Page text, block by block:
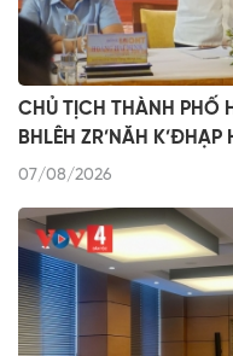
CHỦ TỊCH THÀNH PHỐ
BHLÊH ZR’NĂH
07/08/2026